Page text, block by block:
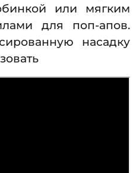
или мягким
для поп-апов.
насадку